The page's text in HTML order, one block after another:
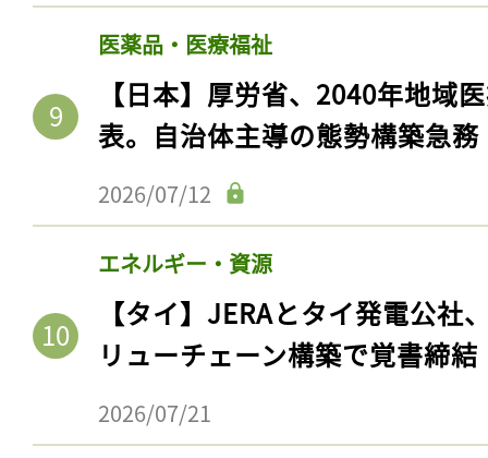
医薬品・医療福祉
【日本】厚労省、2040年地域
表。自治体主導の態勢構築急務
2026/07/12
エネルギー・資源
【タイ】JERAとタイ発電公社
リューチェーン構築で覚書締結
2026/07/21